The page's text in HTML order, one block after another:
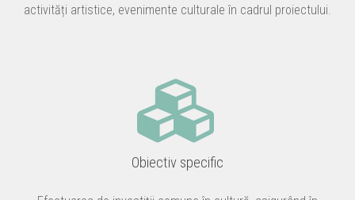
activități artistice, evenimente culturale în cadrul proiectului.
Obiectiv specific